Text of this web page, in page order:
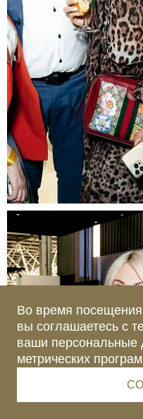
Во время
вы соглашаетесь с
ваши персональные
метрических